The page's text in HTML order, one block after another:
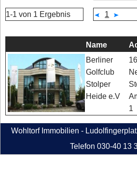
1-1 von 1 Ergebnis 1
Name
Berliner
Golfclub
Stolper
Heide e.V
1
Wohltorf Immobilien -
Telefon 030-40 13